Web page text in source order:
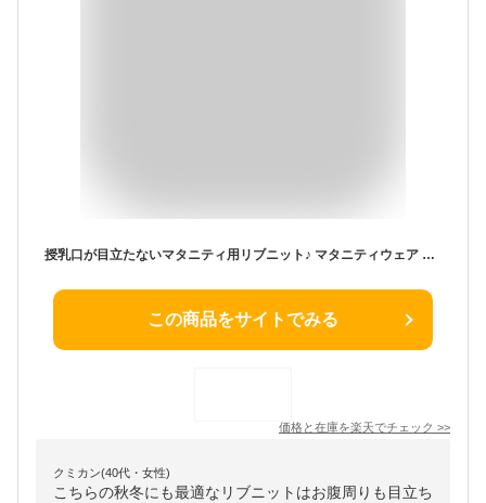
授乳口が目立たないマタニティ用リブニット♪ マタニティウェア 授乳口つき 長袖トップス リブニット ボトルネック シンプル 無地 産前 産後 授乳服 秋冬 授乳口 マタニティ コンシールファスナー 全4色
この商品をサイトでみる
価格と在庫を楽天でチェック >>
クミカン(40代・女性)
こちらの秋冬にも最適なリブニットはお腹周りも目立ち